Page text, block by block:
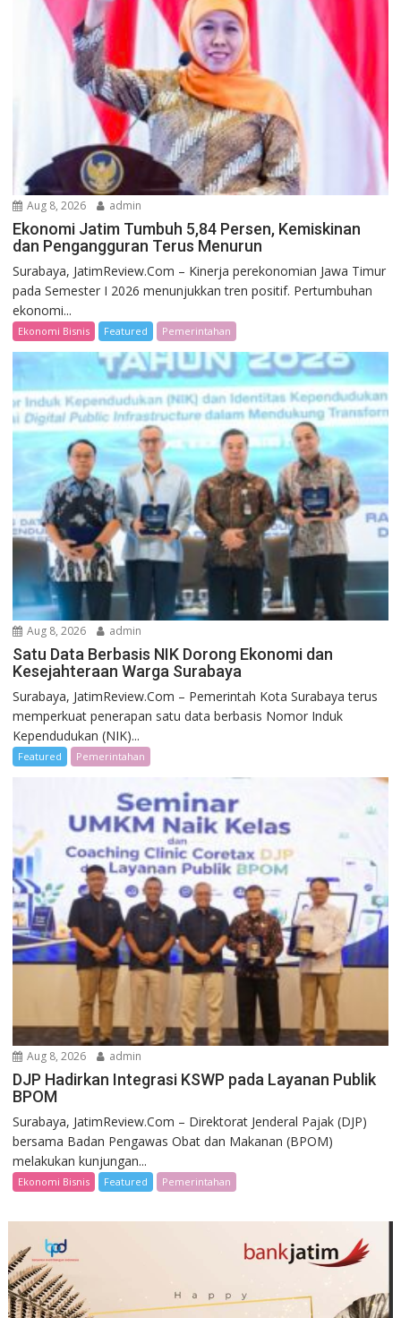
Aug 8, 2026 admin
Ekonomi Jatim Tumbuh 5,84 Persen, Kemiskinan
dan Pengangguran Terus Menurun
Surabaya, JatimReview.Com – Kinerja perekonomian Jawa Timur
pada Semester I 2026 menunjukkan tren positif. Pertumbuhan
ekonomi...
Ekonomi Bisnis Featured Pemerintahan
Aug 8, 2026 admin
Satu Data Berbasis NIK Dorong Ekonomi dan
Kesejahteraan Warga Surabaya
Surabaya, JatimReview.Com – Pemerintah Kota Surabaya terus
memperkuat penerapan satu data berbasis Nomor Induk
Kependudukan (NIK)...
Featured Pemerintahan
Aug 8, 2026 admin
DJP Hadirkan Integrasi KSWP pada Layanan Publik
BPOM
Surabaya, JatimReview.Com – Direktorat Jenderal Pajak (DJP)
bersama Badan Pengawas Obat dan Makanan (BPOM)
melakukan kunjungan...
Ekonomi Bisnis Featured Pemerintahan